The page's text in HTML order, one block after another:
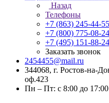
Назад
Телефоны
+7 (863) 245-44-55
+7 (800) 775-08-24
+7 (495) 151-88-24
Заказать звонок
2454455@mail.ru
344068, г. Ростов-на-
оф.423
Пн – Пт: с 8:00 до 17:00